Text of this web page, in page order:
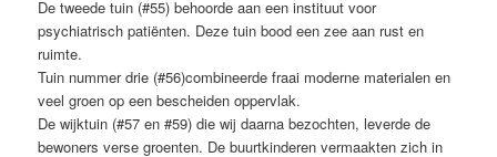
De tweede tuin (#55) behoorde aan een instituut voor
psychiatrisch patiënten. Deze tuin bood een zee aan rust en
ruimte.
Tuin nummer drie (#56)combineerde fraai moderne materialen en
veel groen op een bescheiden oppervlak.
De wijktuin (#57 en #59) die wij daarna bezochten, leverde de
bewoners verse groenten. De buurtkinderen vermaakten zich in